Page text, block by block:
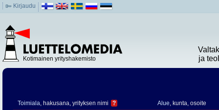
Kirjaudu
Kotimainen yrityshakemisto
ja
Toimiala, hakusana, yrityksen nimi ? Alue, kunta, osoite